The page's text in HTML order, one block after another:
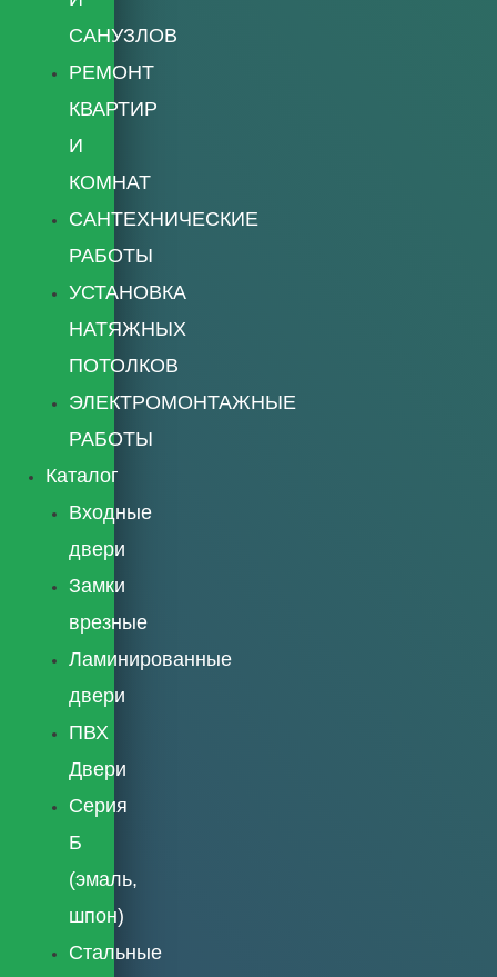
САНУЗЛОВ
РЕМОНТ
КВАРТИР
И
КОМНАТ
САНТЕХНИЧЕСКИЕ
РАБОТЫ
УСТАНОВКА
НАТЯЖНЫХ
ПОТОЛКОВ
ЭЛЕКТРОМОНТАЖНЫЕ
РАБОТЫ
Каталог
Входные
двери
Замки
врезные
Ламинированные
двери
ПВХ
Двери
Серия
Б
(эмаль,
шпон)
Стальные